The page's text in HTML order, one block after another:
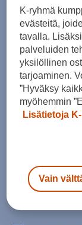
46 46,5
Kokotaulukko
Valitse koko
K-ryhmä
evästeitä,
tavalla.
palveluiden
yksilöllinen
tarjoaminen.
”Hyväksy
myöhemmin
Lisätietoja
Vain